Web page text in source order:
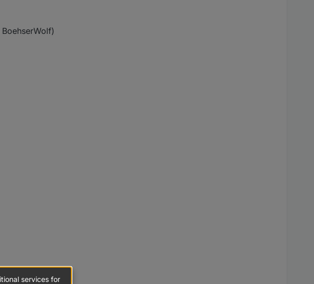
services for